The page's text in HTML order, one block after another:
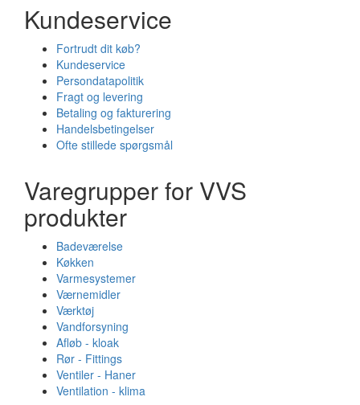
Kundeservice
Fortrudt dit køb?
Kundeservice
Persondatapolitik
Fragt og levering
Betaling og fakturering
Handelsbetingelser
Ofte stillede spørgsmål
Varegrupper for VVS
produkter
Badeværelse
Køkken
Varmesystemer
Værnemidler
Værktøj
Vandforsyning
Afløb - kloak
Rør - Fittings
Ventiler - Haner
Ventilation - klima